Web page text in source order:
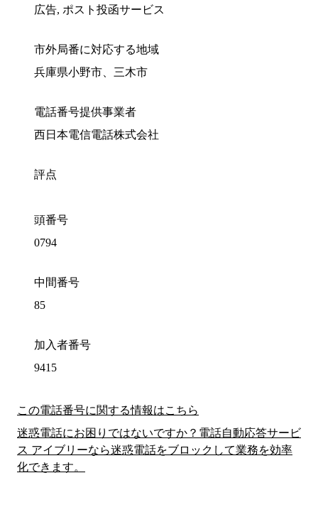
広告, ポスト投函サービス
市外局番に対応する地域
兵庫県小野市、三木市
電話番号提供事業者
西日本電信電話株式会社
評点
頭番号
0794
中間番号
85
加入者番号
9415
この電話番号に関する情報はこちら
迷惑電話にお困りではないですか？電話自動応答サービ
ス アイブリーなら迷惑電話をブロックして業務を効率
化できます。